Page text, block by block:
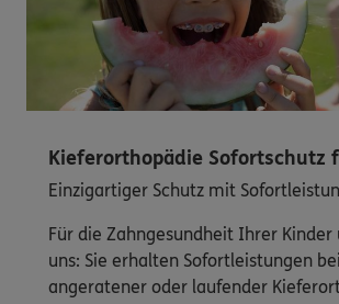
Kieferorthopädie Sofortschutz
Einzigartiger Schutz mit
Für die Zahngesundheit Ihrer Kinder
uns: Sie erhalten Sofortleistungen
angeratener oder laufender